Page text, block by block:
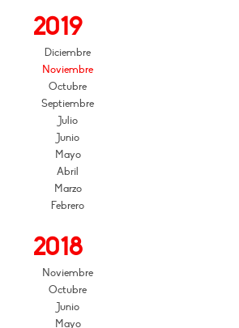
2019
Diciembre
Noviembre
Octubre
Septiembre
Julio
Junio
Mayo
Abril
Marzo
Febrero
2018
Noviembre
Octubre
Junio
Mayo